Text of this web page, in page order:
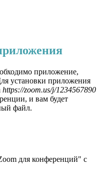
приложение,
установки приложения
https://zoom.us/j/1234567890
и вам будет
файл.
для конференций" с